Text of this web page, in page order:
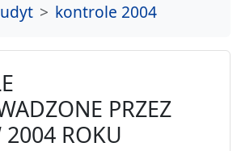
kontrole 2004
PRZEZ
ROKU